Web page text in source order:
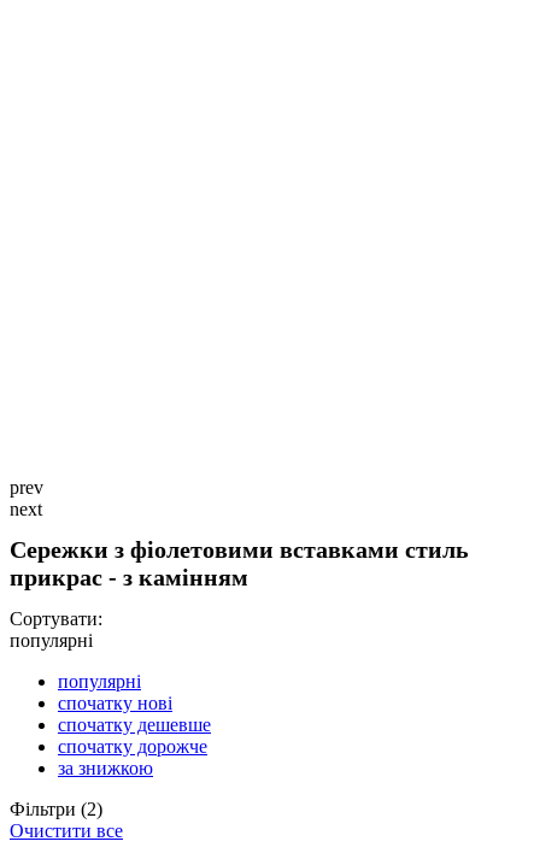
prev
next
Сережки з фіолетовими вставками стиль
прикрас - з камінням
Сортувати:
популярні
популярні
спочатку нові
спочатку дешевше
спочатку дорожче
за знижкою
Фільтри (2)
Очистити все